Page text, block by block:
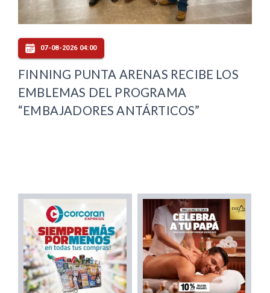
07-08-2026 04:00
FINNING PUNTA ARENAS RECIBE LOS
EMBLEMAS DEL PROGRAMA
“EMBAJADORES ANTÁRTICOS”